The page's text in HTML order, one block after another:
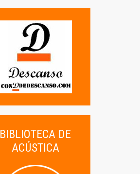
BIBLIOTECA DE
ACÚSTICA